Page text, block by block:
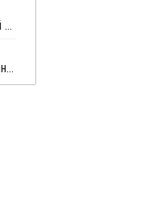
Выпуск полимерных изделий для строительной отрасли в первом квартале показал падение до 25%
Московские компании разрабатывают полимерные решения для строительства